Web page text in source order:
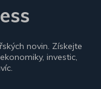
novin. Získejte
investic,